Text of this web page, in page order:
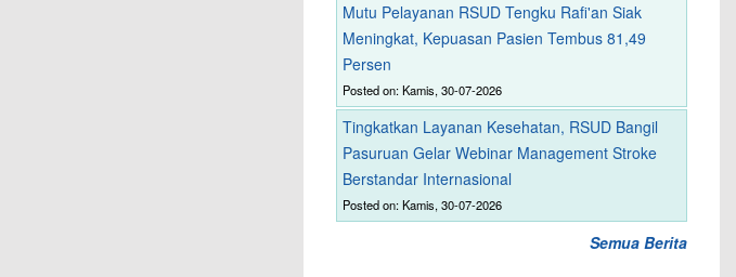
Mutu Pelayanan RSUD Tengku Rafi'an Siak
Meningkat, Kepuasan Pasien Tembus 81,49
Persen
Posted on: Kamis, 30-07-2026
Tingkatkan Layanan Kesehatan, RSUD Bangil
Pasuruan Gelar Webinar Management Stroke
Berstandar Internasional
Posted on: Kamis, 30-07-2026
Semua Berita